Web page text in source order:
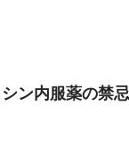
ン内服薬の禁忌